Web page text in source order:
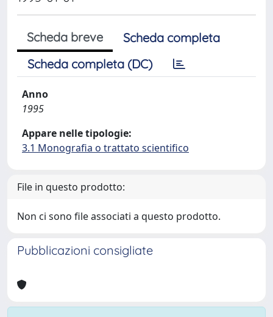
Scheda breve
Scheda completa
Scheda completa (DC)
Anno
1995
Appare nelle tipologie:
3.1 Monografia o trattato scientifico
File in questo prodotto:
Non ci sono file associati a questo prodotto.
Pubblicazioni consigliate